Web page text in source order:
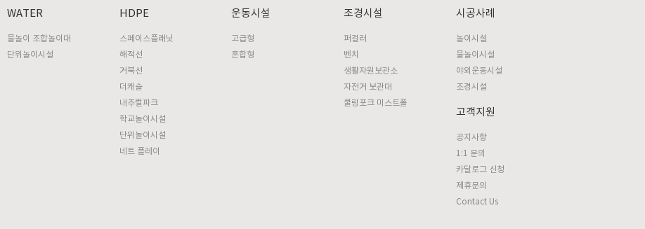
WATER
물놀이 조합놀이대
단위놀이시설
HDPE
스페이스플래닛
해적선
거북선
더캐슬
내추럴파크
학교놀이시설
단위놀이시설
네트 플레이
운동시설
고급형
혼합형
조경시설
퍼걸러
벤치
생활자원보관소
자전거 보관대
쿨링포크 미스트폴
시공사례
놀이시설
물놀이시설
야외운동시설
조경시설
고객지원
공지사항
1:1 문의
카달로그 신청
제휴문의
Contact Us